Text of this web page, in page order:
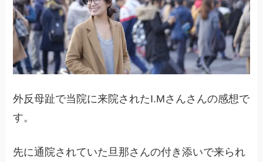
外反母趾で当院に来院されたI.Mさんさんの感想で
す。
先に通院されていた旦那さんの付き添いで来られ